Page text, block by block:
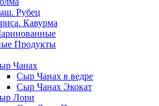
Рубец
Кавурма
Продукты
Чанах
Сыр Чанах в ведре
Сыр Чанах Экокат
Лори